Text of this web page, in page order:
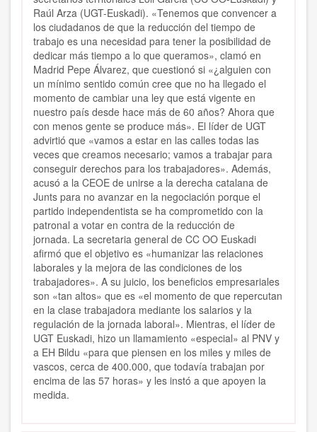
Raúl Arza (UGT-Euskadi). «Tenemos que convencer a
los ciudadanos de que la reducción del tiempo de
trabajo es una necesidad para tener la posibilidad de
dedicar más tiempo a lo que queramos», clamó en
Madrid Pepe Álvarez, que cuestionó si «¿alguien con
un mínimo sentido común cree que no ha llegado el
momento de cambiar una ley que está vigente en
nuestro país desde hace más de 60 años? Ahora que
con menos gente se produce más». El líder de UGT
advirtió que «vamos a estar en las calles todas las
veces que creamos necesario; vamos a trabajar para
conseguir derechos para los trabajadores». Además,
acusó a la CEOE de unirse a la derecha catalana de
Junts para no avanzar en la negociación porque el
partido independentista se ha comprometido con la
patronal a votar en contra de la reducción de
jornada. La secretaria general de CC OO Euskadi
afirmó que el objetivo es «humanizar las relaciones
laborales y la mejora de las condiciones de los
trabajadores». A su juicio, los beneficios empresariales
son «tan altos» que es «el momento de que repercutan
en la clase trabajadora mediante los salarios y la
regulación de la jornada laboral». Mientras, el líder de
UGT Euskadi, hizo un llamamiento «especial» al PNV y
a EH Bildu «para que piensen en los miles y miles de
vascos, cerca de 400.000, que todavía trabajan por
encima de las 57 horas» y les instó a que apoyen la
medida.